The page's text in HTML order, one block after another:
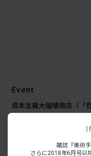
Event
資本主義大破壊商店（「
参加作家による上映会
雑誌『美術
さらに2018年6月号以